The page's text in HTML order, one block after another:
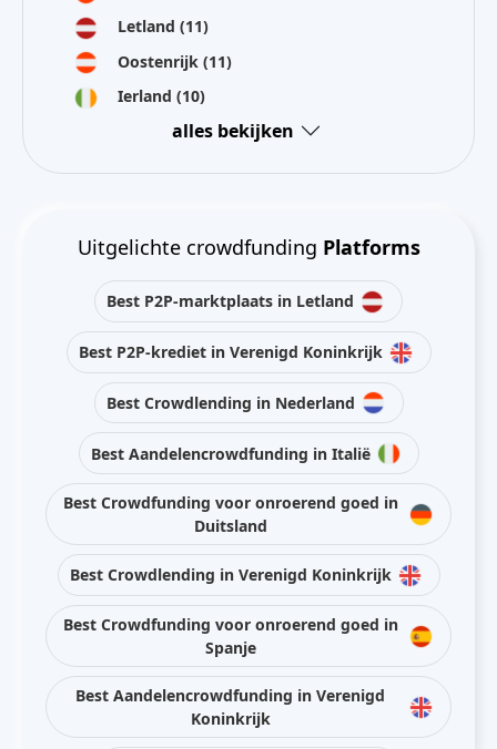
Letland (11)
Oostenrijk (11)
Ierland (10)
alles bekijken
Uitgelichte crowdfunding Platforms
Best P2P-marktplaats in Letland
Best P2P-krediet in Verenigd Koninkrijk
Best Crowdlending in Nederland
Best Aandelencrowdfunding in Italië
Best Crowdfunding voor onroerend goed in
Duitsland
Best Crowdlending in Verenigd Koninkrijk
Best Crowdfunding voor onroerend goed in
Spanje
Best Aandelencrowdfunding in Verenigd
Koninkrijk